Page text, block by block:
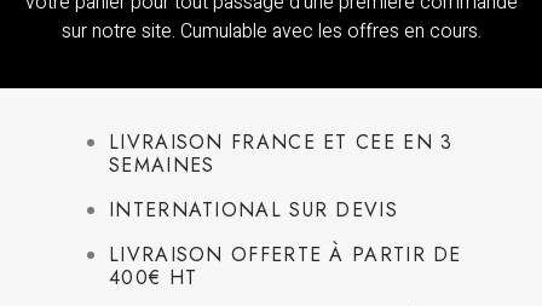
sur notre site. Cumulable avec les offres en cours.
LIVRAISON FRANCE ET CEE EN 3
SEMAINES
INTERNATIONAL SUR DEVIS
LIVRAISON OFFERTE À PARTIR DE
400€ HT